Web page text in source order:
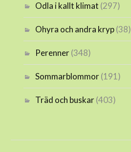
Odla i kallt klimat (297)
Ohyra och andra kryp(38)
Perenner(348)
Sommarblommor(191)
Träd och buskar(403)